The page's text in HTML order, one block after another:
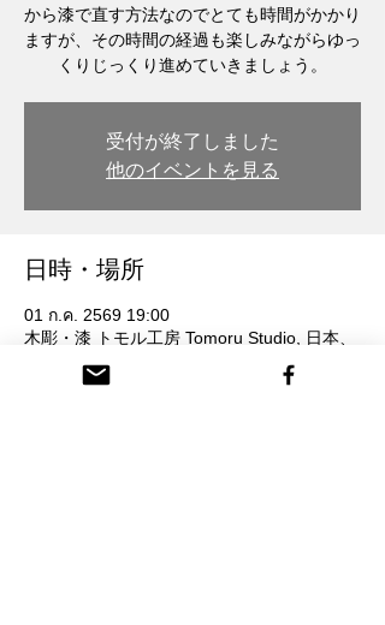
から漆で直す方法なのでとても時間がかかり
ますが、その時間の経過も楽しみながらゆっ
くりじっくり進めていきましょう。
受付が終了しました
他のイベントを見る
日時・場所
01 ก.ค. 2569 19:00
木彫・漆 トモル工房 Tomoru Studio, 日本、
〒932-0217 富山県南砺市本町３丁目 26番